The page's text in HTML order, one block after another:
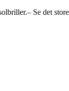
Se det